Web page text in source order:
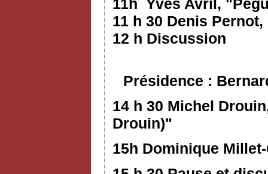
11h Yves Avril,
11 h 30 Denis
12 h Discussion
Présidence :
14 h 30 Michel
Drouin)"
15h Dominique